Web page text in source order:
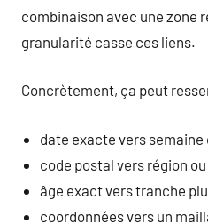
combinaison avec une zone
granularité casse ces liens.
Concrètement, ça peut
date exacte vers semaine
code postal vers région
âge exact vers tranche
coordonnées vers un